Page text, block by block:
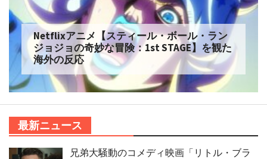
Netflixアニメ【スティール・ボール・ラン
ジョジョの奇妙な冒険：1st STAGE】を観た
海外の反応
最新ニュース
兄弟大騒動のコメディ映画「リトル・ブラ